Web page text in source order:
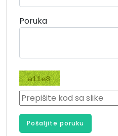
Poruka
Pošaljite poruku